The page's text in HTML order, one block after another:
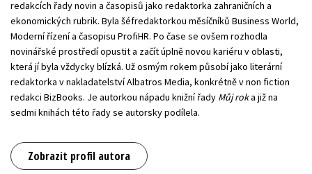
redakcích řady novin a časopisů jako redaktorka zahraničních a
ekonomických rubrik. Byla šéfredaktorkou měsíčníků Business World,
Moderní řízení a časopisu ProfiHR. Po čase se ovšem rozhodla
novinářské prostředí opustit a začít úplně novou kariéru v oblasti,
která jí byla vždycky blízká. Už osmým rokem působí jako literární
redaktorka v nakladatelství Albatros Media, konkrétně v non fiction
redakci BizBooks. Je autorkou nápadu knižní řady Můj roka již na
sedmi knihách této řady se autorsky podílela.
Zobrazit profil autora